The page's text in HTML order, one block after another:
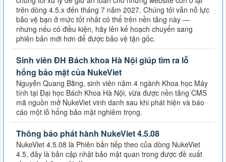
trên dòng 4.5.x đến tháng 7 năm 2027. Chúng tôi vẫn nỗ lực
bảo vệ bạn ở mức tốt nhất có thể trên nền tảng này —
nhưng nếu có điều kiện, hãy lên kế hoạch chuyển sang
phiên bản mới hơn để được bảo vệ tận gốc.
Sinh viên ĐH Bách khoa Hà Nội giúp tìm ra lỗ
hổng bảo mật của NukeViet
Nguyễn Quang Bằng, sinh viên năm 4 ngành Khoa học Máy
tính tại Đại học Bách Khoa Hà Nội, vừa được nền tảng CMS
mã nguồn mở NukeViet vinh danh sau khi phát hiện và báo
cáo một lỗ hổng bảo mật nghiêm trọng.
Thông báo phát hành NukeViet 4.5.08
NukeViet 4.5.08 là Phiên bản tiếp theo của dòng NukeViet
4.5, đây là bản cập nhật bảo mật quan trong được đề xuất